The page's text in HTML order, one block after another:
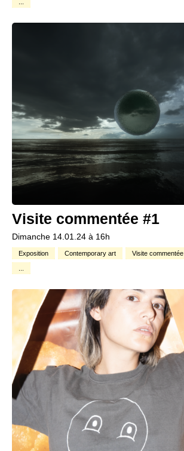
Visite commentée #1
Dimanche 14.01.24 à 16h
Exposition Contemporary art Visite commentée
...